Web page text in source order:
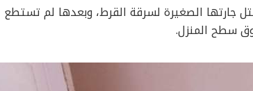
جارتها الصغيرة لسرقة القرط، وبعدها لم تستطع
سطح المنزل.